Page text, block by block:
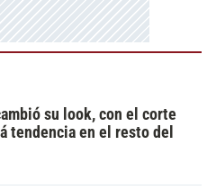
su look, con el corte
tendencia en el resto del